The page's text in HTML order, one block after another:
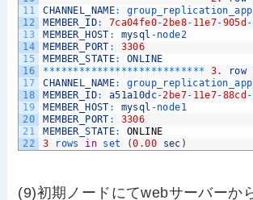
11
12
13
14
15
16
17
18
19
20
21
22
CHANNEL_NAME:
MEMBER_ID: 7ca04fe0-2be8- 11e7-905d -
MEMBER_HOST : mysql -node2
MEMBER_PORT :
3306
MEMBER_STATE:
ONLINE
* ** *** ** *** ** *** ** ** *** ** ** 3. row
CHANNEL_NAME:
MEMBER_ID: a51a10dc-2be7- 11e7-88cd -
MEMBER_HOST : mysql -node1
MEMBER_PORT :
3306
MEMBER_STATE:
ONLINE
3
rows in set (0.00 sec )
(9)初期ノードにてwebサーバーか